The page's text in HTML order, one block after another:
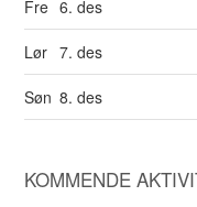
Fre 6. des
Lør 7. des
Søn 8. des
KOMMENDE